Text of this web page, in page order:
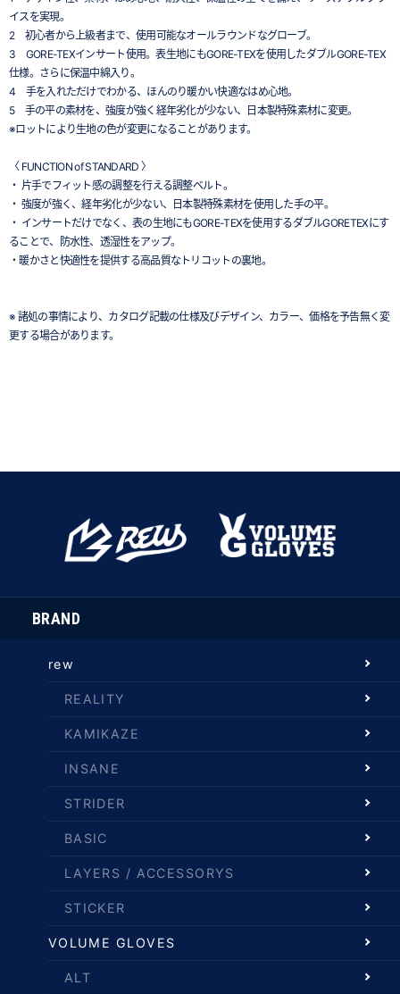
イスを実現。
2 初心者から上級者まで、使用可能なオールラウンドなグローブ。
3 GORE-TEXインサート使用。表生地にもGORE-TEXを使用したダブルGORE-TEX
仕様。さらに保温中綿入り。
4 手を入れただけでわかる、ほんのり暖かい快適なはめ心地。
5 手の平の素材を、強度が強く経年劣化が少ない、日本製特殊素材に変更。
※ロットにより生地の色が変更になることがあります。
〈 FUNCTION of STANDARD 〉
・ 片手でフィット感の調整を行える調整ベルト。
・ 強度が強く、経年劣化が少ない、日本製特殊素材を使用した手の平。
・ インサートだけでなく、表の生地にもGORE-TEXを使用するダブルGORETEXにす
ることで、防水性、透湿性をアップ。
・暖かさと快適性を提供する高品質なトリコットの裏地。
※ 諸処の事情により、カタログ記載の仕様及びデザイン、カラー、価格を予告無く変
更する場合があります。
BRAND
rew
REALITY
KAMIKAZE
INSANE
STRIDER
BASIC
LAYERS / ACCESSORYS
STICKER
VOLUME GLOVES
ALT